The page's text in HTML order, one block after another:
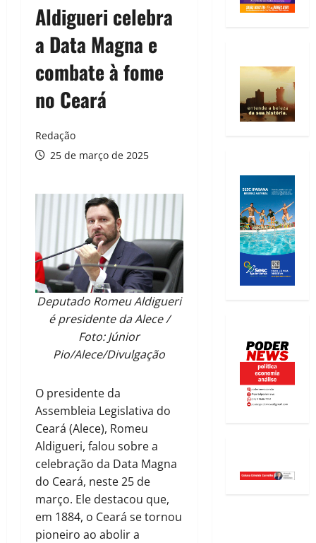
Aldigueri celebra
a Data Magna e
combate à fome
no Ceará
Redação
25 de março de 2025
Deputado Romeu Aldigueri
é presidente da Alece /
Foto: Júnior
Pio/Alece/Divulgação
O presidente da
Assembleia Legislativa do
Ceará (Alece), Romeu
Aldigueri, falou sobre a
celebração da Data Magna
do Ceará, neste 25 de
março. Ele destacou que,
em 1884, o Ceará se tornou
pioneiro ao abolir a